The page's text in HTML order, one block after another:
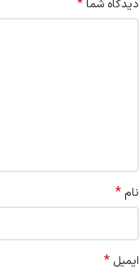
دیدگاه شما*
نام*
ایمیل *